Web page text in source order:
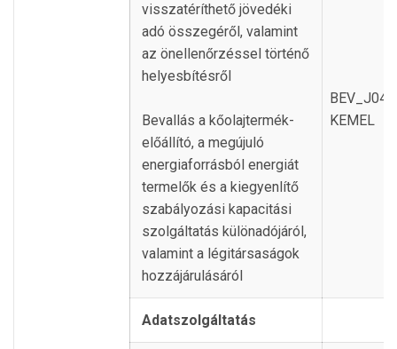
visszatéríthető jövedéki
adó összegéről, valamint
az önellenőrzéssel történő
helyesbítésről
Bevallás a kőolajtermék-
előállító, a megújuló
energiaforrásból energiát
termelők és a kiegyenlítő
szabályozási kapacitási
szolgáltatás különadójáról,
valamint a légitársaságok
hozzájárulásáról
KEMEL
Adatszolgáltatás